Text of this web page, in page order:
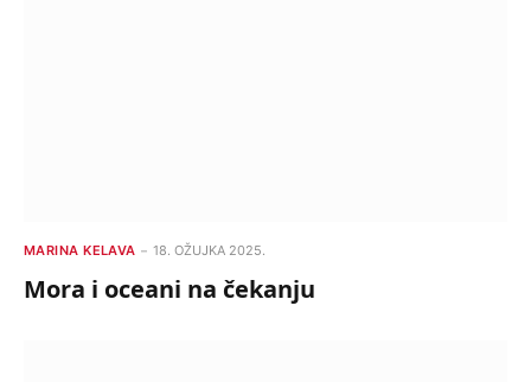
MARINA KELAVA 18. OŽUJKA 2025.
Mora i oceani na čekanju